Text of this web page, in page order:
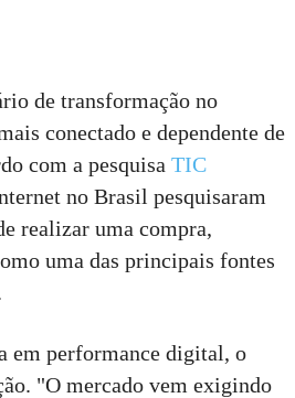
de transformação no
conectado e dependente de
com a pesquisa TIC
no Brasil pesquisaram
realizar uma compra,
uma das principais fontes
em performance digital, o
"O mercado vem exigindo